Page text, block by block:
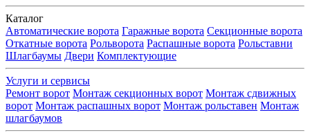
Каталог
Автоматические ворота Гаражные ворота Секционные ворота
Откатные ворота Рольворота Распашные ворота Рольставни
Шлагбаумы Двери Комплектующие
Услуги и сервисы
Ремонт ворот Монтаж секционных ворот Монтаж сдвижных
ворот Монтаж распашных ворот Монтаж рольставен Монтаж
шлагбаумов